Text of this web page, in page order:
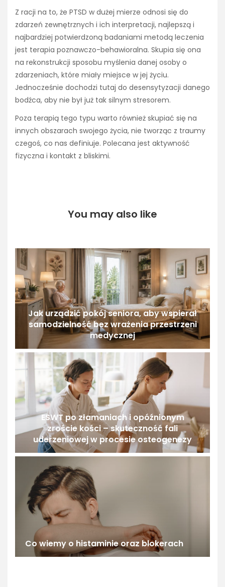
Z racji na to, że PTSD w dużej mierze odnosi się do
zdarzeń zewnętrznych i ich interpretacji, najlepszą i
najbardziej potwierdzoną badaniami metodą leczenia
jest terapia poznawczo-behawioralna. Skupia się ona
na rekonstrukcji sposobu myślenia danej osoby o
zdarzeniach, które miały miejsce w jej życiu.
Jednocześnie dochodzi tutaj do desensytyzacji danego
bodźca, aby nie był już tak silnym stresorem.
Poza terapią tego typu warto również skupiać się na
innych obszarach swojego życia, nie tworząc z traumy
czegoś, co nas definiuje. Polecana jest aktywność
fizyczna i kontakt z bliskimi.
You may also like
Jak urządzić pokój seniora, aby wspierał
samodzielność bez wrażenia przestrzeni
medycznej
ESWT po złamaniach i opóźnionym
zroście kości – skuteczność fali
uderzeniowej w procesie osteogenezy
Co wiemy o histaminie oraz blokerach